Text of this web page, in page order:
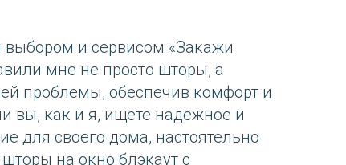
и сервисом «Закажи
мне не просто шторы, а
проблемы, обеспечив комфорт и
вы, как и я, ищете надежное и
для своего дома, настоятельно
на окно блэкаут с